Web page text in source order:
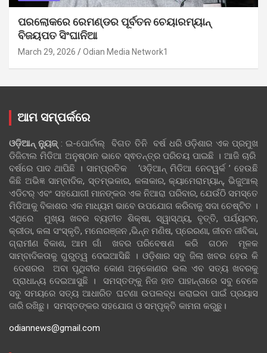
ପରଲୋକରେ ରେମଣ୍ଡର ପୂର୍ବତନ ଚେୟାରମ୍ୟାନ୍
ବିଜୟପତ ସିଂଘାନିଆ
March 29, 2026 Odian Media Network1
ଆମ ସମ୍ପର୍କରେ
ଓଡ଼ିଆନ୍‍ ନ୍ୟୁଜ୍‍: ଇ-ପୋର୍ଟାଲ୍ ବିଗତ ତିନି ବର୍ଷ ଧରି ଓଡ଼ିଶାର ଏକ ପ୍ରମୁଖ
ଡିଜିଟାଲ ମିଡିଆ ଅନୁଷ୍ଠାନ ଭାବେ ସ୍ଵତନ୍ତ୍ର ପରିଚୟ ପାଇଛି । ଆଜି ଚାରି
ବର୍ଷରେ ପାଦ ଥାପିଛି । ସାମ୍ପ୍ରତିକ ‘ଓଡ଼ିଆନ୍‍ ମିଡିଆ ନେଟୱର୍କ ’ ହେଉଛି
କିଛି ଅଭିଜ୍ଞ ସାମ୍ବାଦିକ, ସ୍ତମ୍ଭକାର, କଳାକାର, କ୍ୟାମେରାମ୍ୟାନ୍, ଭିଜୁଆଲ୍
ଏଡିଟର୍ ଏବଂ ସହଯୋଗୀ ମାନଙ୍କର ଏକ ନିଆରା ପରିବାର, ଯେଉଁଠି ସମସ୍ତେ
ମିଡିଆକୁ ବିକାଶର ଏକ ମାଧ୍ୟମ ଭାବେ ଉପଯୋଗ କରିବାକୁ ସଦା ଚେଷ୍ଟିତ ।
ଏଥିରେ ମୁଖ୍ୟ ଖବର ବ୍ୟତୀତ ଶିକ୍ଷା, ସ୍ୱାସ୍ଥ୍ୟ, ବୃତ୍ତି, ପର୍ଯ୍ୟଟନ,
କ୍ରୀଡା, କଳା ସଂସ୍କୃତି, ମନୋରଞ୍ଜନ ,ଭିନ୍ନ ମଣିଷ, ପ୍ରେରଣା, ଜୀବନ ଜୀବିକା,
ଗ୍ରାମୀଣ ବିକାଶ, ଆମ ଗାଁ ଖବର ପରିବେଷଣ କରି ଗଠନ ମୂଳକ
ସାମ୍ବାଦିକତାକୁ ଗୁରୁତ୍ୱ ଦେଇଆସିଛି । ଓଡ଼ିଶାର ସବୁ ଜିଲା ଖବର ହେଉ କି
ଦେଶରର ଅବା ପୃଥିବୀର କୋଣ ଅନୁକୋଣର ଭଲ ଏବ ସତ୍ୟ ଖବରକୁ
ପ୍ରାଧାନ୍ୟ ଦେଇଆସୁଛି । ସମସ୍ତଙ୍କୁ ନିଜ ହାତ ପାହାନ୍ତାରେ ସବୁ ବେଳେ
ସବୁ ସମୟରେ ସତ୍ୟ ଆଧାରିତ ଘଟଣା ଉପଲବ୍ଧ କରାଇବା ପାଇଁ ପ୍ରୟାସ
ଜାରି ରଖିଛୁ। ସମସ୍ତଙ୍କର ସହଯୋଗ ଓ ସମ୍ପୃକ୍ତି କାମନା କରୁଛୁ।
odiannews@gmail.com